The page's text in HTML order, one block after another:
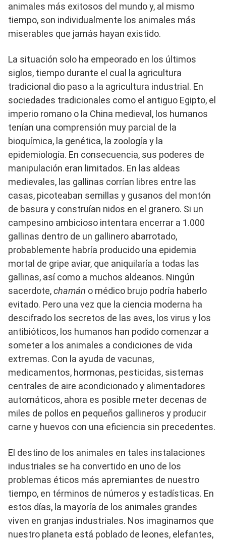
animales más exitosos del mundo y, al mismo
tiempo, son individualmente los animales más
miserables que jamás hayan existido.
La situación solo ha empeorado en los últimos
siglos, tiempo durante el cual la agricultura
tradicional dio paso a la agricultura industrial. En
sociedades tradicionales como el antiguo Egipto, el
imperio romano o la China medieval, los humanos
tenían una comprensión muy parcial de la
bioquímica, la genética, la zoología y la
epidemiología. En consecuencia, sus poderes de
manipulación eran limitados. En las aldeas
medievales, las gallinas corrían libres entre las
casas, picoteaban semillas y gusanos del montón
de basura y construían nidos en el granero. Si un
campesino ambicioso intentara encerrar a 1.000
gallinas dentro de un gallinero abarrotado,
probablemente habría producido una epidemia
mortal de gripe aviar, que aniquilaría a todas las
gallinas, así como a muchos aldeanos. Ningún
sacerdote,chamán o médico brujo podría haberlo
evitado. Pero una vez que la ciencia moderna ha
descifrado los secretos de las aves, los virus y los
antibióticos, los humanos han podido comenzar a
someter a los animales a condiciones de vida
extremas. Con la ayuda de vacunas,
medicamentos, hormonas, pesticidas, sistemas
centrales de aire acondicionado y alimentadores
automáticos, ahora es posible meter decenas de
miles de pollos en pequeños gallineros y producir
carne y huevos con una eficiencia sin precedentes.
El destino de los animales en tales instalaciones
industriales se ha convertido en uno de los
problemas éticos más apremiantes de nuestro
tiempo, en términos de números y estadísticas. En
estos días, la mayoría de los animales grandes
viven en granjas industriales. Nos imaginamos que
nuestro planeta está poblado de leones, elefantes,